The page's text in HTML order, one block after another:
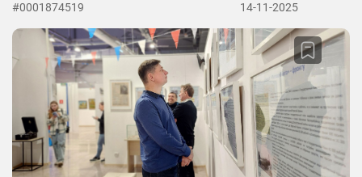
#0001874519 14-11-2025